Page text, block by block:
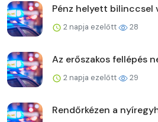
Pénz helyett bilinccsel
2 napja ezelőtt 28
Az erőszakos fellépés
2 napja ezelőtt 29
Rendőrkézen a